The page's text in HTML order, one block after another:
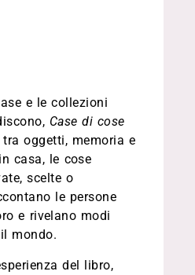
e le collezioni
Case di cose
oggetti, memoria e
casa, le cose
scelte o
le persone
e rivelano modi
mondo.
del libro,